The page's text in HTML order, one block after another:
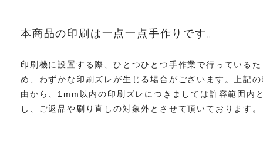
本商品の印刷は一点一点手作りです。
印刷機に設置する際、ひとつひとつ手作業で行っているた
め、わずかな印刷ズレが生じる場合がございます。上記
由から、1mm以内の印刷ズレにつきましては許容範囲内
し、ご返品や刷り直しの対象外とさせて頂いております。